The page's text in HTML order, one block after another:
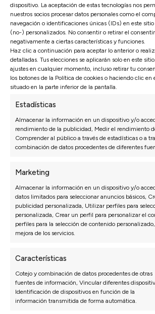
dispositivo. La aceptación de estas tecnologías nos
nuestros socios procesar datos personales como el
navegación o identificaciones únicas (IDs) en este
(no-) personalizados. No consentir o retirar el
negativamente a ciertas características y funciones.
Haz clic a continuación para aceptar lo anterior o
detalladas. Tus elecciones se aplicarán solo en este
ajustes en cualquier momento, incluso retirar tu
los botones de la Política de cookies o haciendo clic en
situado en la parte inferior de la pantalla.
Estadísticas
Almacenar la información en un dispositivo y/o
rendimiento de la publicidad, Medir el rendimiento
Comprender al público a través de estadísticas o a
combinación de datos procedentes de diferentes
Marketing
Almacenar la información en un dispositivo y/o
datos limitados para seleccionar anuncios básicos,
publicidad personalizada, Utilizar perfiles para
personalizada, Crear un perfil para personalizar el
perfiles para la selección de contenido
mejora de los servicios.
Características
Cotejo y combinación de datos procedentes de otras
fuentes de información, Vincular diferentes
Identificación de dispositivos en función de la
información transmitida de forma automática.
SOFÁS
Sofás 3 Plazas a Medida
Sofás Chaise Longue
Sofás Modulares
Sillones
Sofás Cama
Sofás Rinconera
Sofás Relax
Sofás Hostelería
Configurador de sofás
Packs
Colchones
Canapés
Mesitas
Mesas de comedor
Mesas de centro
Mesa auxiliar
Sillas
Puffs
SOFÁS
Telas por
Fundas
SOFÁS EN OFERTA SOFÁS